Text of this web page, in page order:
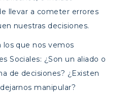
llevar a cometer errores
nuestras decisiones.
los que nos vemos
Sociales: ¿Son un aliado o
de decisiones? ¿Existen
manipular?